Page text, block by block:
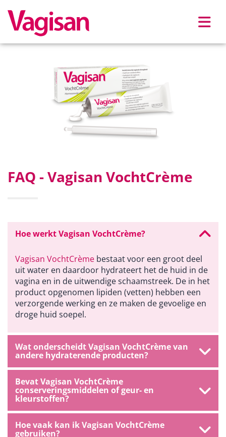
FAQ - Vagisan VochtCrème
Hoe werkt Vagisan VochtCrème?
Vagisan VochtCrème bestaat voor een groot deel
uit water en daardoor hydrateert het de huid in de
vagina en in de uitwendige schaamstreek. De in het
product opgenomen lipiden (vetten) hebben een
verzorgende werking en ze maken de gevoelige en
droge huid soepel.
Wat onderscheidt Vagisan VochtCrème van
andere hydraterende producten?
Bevat Vagisan VochtCrème
conserveringsmiddelen of geur- en
kleurstoffen?
Hoe vaak kan ik Vagisan VochtCrème
gebruiken?